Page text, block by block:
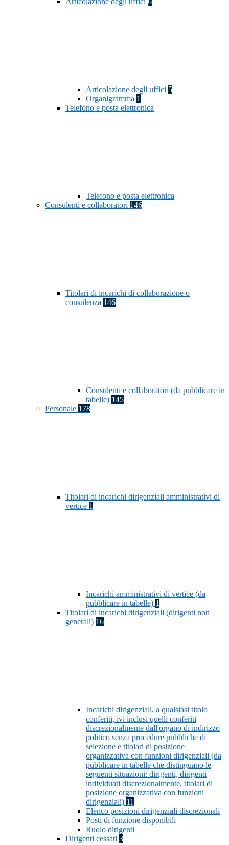
Articolazione degli uffici 5
Organigramma 1
Telefono e posta elettronica
Telefono e posta elettronica
Consulenti e collaboratori 146
Titolari di incarichi di collaborazione o
consulenza 146
Consulenti e collaboratori (da pubblicare in
tabelle) 145
Personale 178
Titolari di incarichi dirigenziali amministrativi di
vertice 1
Incarichi amministrativi di vertice (da
pubblicare in tabelle) 1
Titolari di incarichi dirigenziali (dirigenti non
generali) 16
Incarichi dirigenziali, a qualsiasi titolo
conferiti, ivi inclusi quelli conferiti
discrezionalmente dall'organo di indirizzo
politico senza procedure pubbliche di
selezione e titolari di posizione
organizzativa con funzioni dirigenziali (da
pubblicare in tabelle che distinguano le
seguenti situazioni: dirigenti, dirigenti
individuati discrezionalmente, titolari di
posizione organizzativa con funzioni
dirigenziali) 11
Elenco posizioni dirigenziali discrezionali
Posti di funzione disponibili
Ruolo dirigenti
Dirigenti cessati 3